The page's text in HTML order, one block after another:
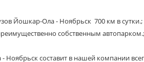
Йошкар-Ола - Ноябрьск 700 км в сутки.;
собственным автопарком.;
составит в нашей компании